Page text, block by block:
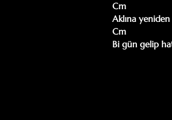
Cm
Aklına yeniden
Cm
Bi gün gelip